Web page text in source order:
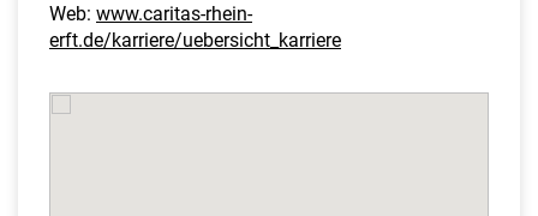
Web: www.caritas-rhein-
erft.de/karriere/uebersicht_karriere